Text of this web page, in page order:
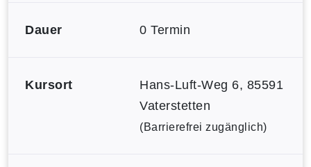
Dauer 0 Termin
Kursort
Hans-Luft-Weg 6, 85591
Vaterstetten
(Barrierefrei zugänglich)